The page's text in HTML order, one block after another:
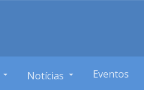
Notícias Eventos